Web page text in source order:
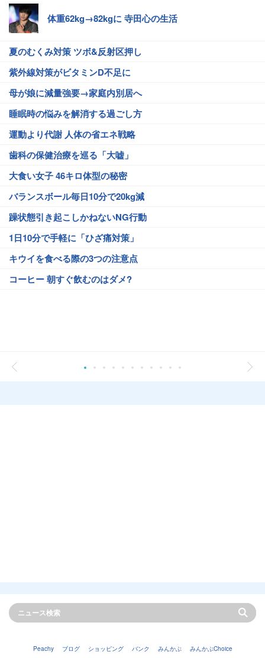
体重62kg→82kgに 寺田心の生活
夏のむくみ対策 ツボ&反射区押し
紫外線対策がビタミンD不足に
母が娘に減量強要→家庭内別居へ
睡眠時の悩みを解消する過ごし方
運動より代謝 人体の省エネ戦略
歯科の保健治療を巡る「大嘘」
大食い女子 46キロ体型の秘密
バランスボール毎日10分で20kg減
躁状態引き起こしかねないNG行動
1日10分で手軽に「ひざ痛対策」
キウイを食べる際の3つの注意点
コーヒー 朝すぐ飲むのはダメ?
Peachy ブログ ショッピング バンク みんかぶ みんかぶChoice